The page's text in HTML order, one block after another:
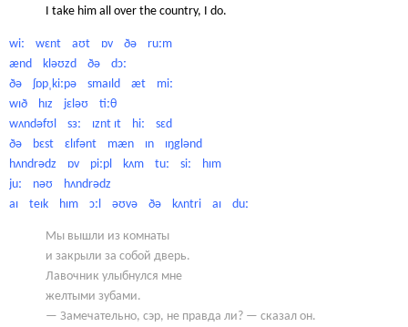
I take him all over the country, I do.
wiː wɛnt aʊt ɒv ðə ruːm
ænd kləʊzd ðə dɔː
ðə ʃɒpˌkiːpə smaɪld æt miː
wɪð hɪz jɛləʊ tiːθ
wʌndəfʊl sɜː ɪznt ɪt hiː sɛd
ðə bɛst ɛlɪfənt mæn ɪn ɪŋglənd
hʌndrədz ɒv piːpl kʌm tuː siː hɪm
juː nəʊ hʌndrədz
aɪ teɪk hɪm ɔːl əʊvə ðə kʌntri aɪ duː
Мы вышли из комнаты
и закрыли за собой дверь.
Лавочник улыбнулся мне
желтыми зубами.
— Замечательно, сэр, не правда ли? — сказал он.